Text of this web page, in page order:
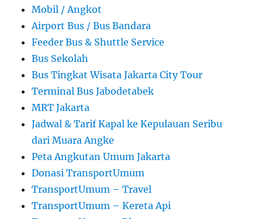
Mobil / Angkot
Airport Bus / Bus Bandara
Feeder Bus & Shuttle Service
Bus Sekolah
Bus Tingkat Wisata Jakarta City Tour
Terminal Bus Jabodetabek
MRT Jakarta
Jadwal & Tarif Kapal ke Kepulauan Seribu
dari Muara Angke
Peta Angkutan Umum Jakarta
Donasi TransportUmum
TransportUmum – Travel
TransportUmum – Kereta Api